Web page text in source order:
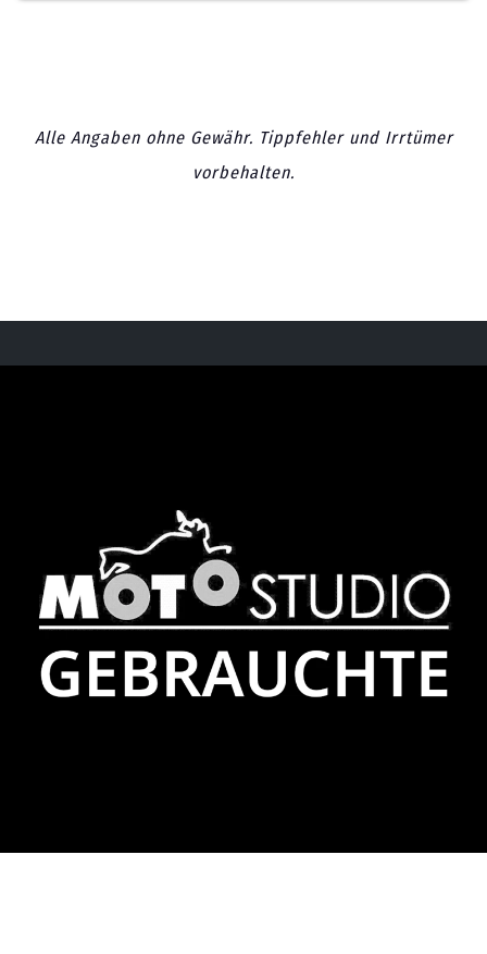
Alle Angaben ohne Gewähr. Tippfehler und Irrtümer
vorbehalten.